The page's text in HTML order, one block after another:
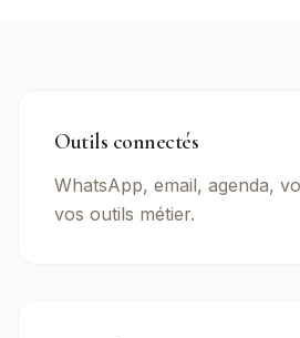
Outils connectés
WhatsApp, email, agenda,
vos outils métier.